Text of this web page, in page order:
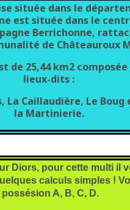
située dans le
est située dans le
Berrichonne,
de Châteauroux
de 25,44 km2
lieux-dits :
La Caillaudière, Le
la Martinierie.
Diors, pour cette multi il
calculs simples !
possésion A, B, C, D.